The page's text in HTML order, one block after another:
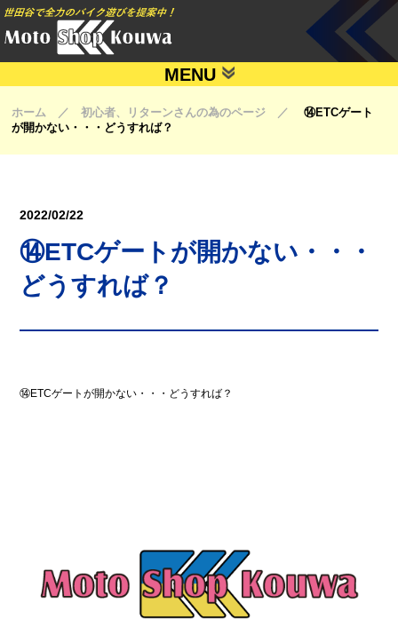
MENU
ホーム ／ 初心者、リターンさんの為のページ ／⑭ETCゲート
が開かない・・・どうすれば？
2022/02/22
⑭ETCゲートが開かない・・・
どうすれば？
⑭ETCゲートが開かない・・・どうすれば？